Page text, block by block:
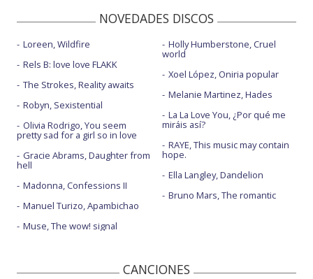
NOVEDADES DISCOS
Loreen, Wildfire
Rels B: love love FLAKK
The Strokes, Reality awaits
Robyn, Sexistential
Olivia Rodrigo, You seem
pretty sad for a girl so in love
Gracie Abrams, Daughter from
hell
Madonna, Confessions II
Manuel Turizo, Apambichao
Muse, The wow! signal
Holly Humberstone, Cruel
world
Xoel López, Oniria popular
Melanie Martinez, Hades
La La Love You, ¿Por qué me
miráis así?
RAYE, This music may contain
hope.
Ella Langley, Dandelion
Bruno Mars, The romantic
CANCIONES